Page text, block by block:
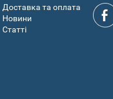
Доставка та оплата
Новини
Статті